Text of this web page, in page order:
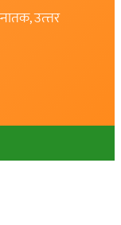
उत्त्तर